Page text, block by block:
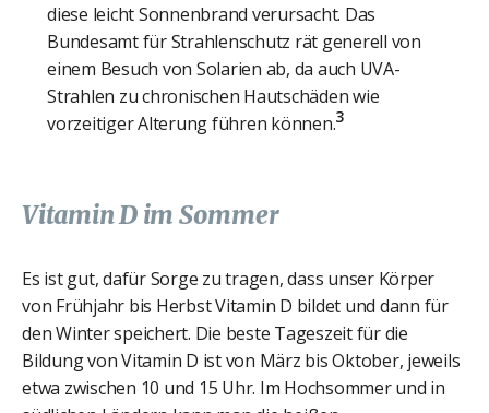
diese leicht Sonnenbrand verursacht. Das
Bundesamt für Strahlenschutz rät generell von
einem Besuch von Solarien ab, da auch UVA-
Strahlen zu chronischen Hautschäden wie
vorzeitiger Alterung führen können.3
Vitamin D im Sommer
Es ist gut, dafür Sorge zu tragen, dass unser Körper
von Frühjahr bis Herbst Vitamin D bildet und dann für
den Winter speichert. Die beste Tageszeit für die
Bildung von Vitamin D ist von März bis Oktober, jeweils
etwa zwischen 10 und 15 Uhr. Im Hochsommer und in